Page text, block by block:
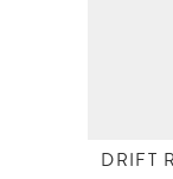
DRIFT